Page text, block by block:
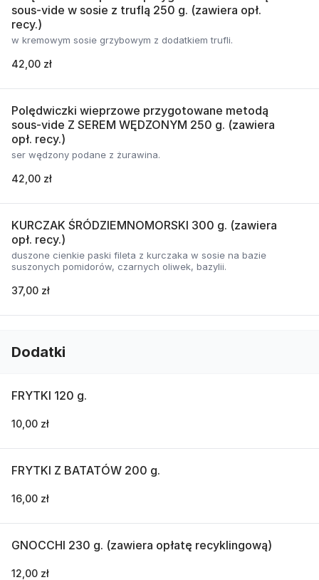
sous-vide w sosie z truflą 250 g. (zawiera opł.
recy.)
w kremowym sosie grzybowym z dodatkiem trufli.
42,00 zł
Polędwiczki wieprzowe przygotowane metodą
sous-vide Z SEREM WĘDZONYM 250 g. (zawiera
opł. recy.)
ser wędzony podane z żurawina.
42,00 zł
KURCZAK ŚRÓDZIEMNOMORSKI 300 g. (zawiera
opł. recy.)
duszone cienkie paski fileta z kurczaka w sosie na bazie
suszonych pomidorów, czarnych oliwek, bazylii.
37,00 zł
Dodatki
FRYTKI 120 g.
10,00 zł
FRYTKI Z BATATÓW 200 g.
16,00 zł
GNOCCHI 230 g. (zawiera opłatę recyklingową)
12,00 zł